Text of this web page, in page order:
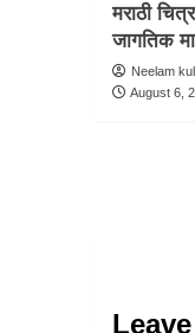
मराठी
जागतिक
Neelam
August 6,